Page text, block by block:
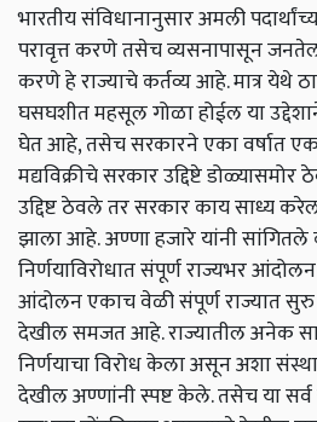
भारतीय संविधानानुसार अमली
परावृत्त करणे तसेच व्यसनापासून
करणे हे राज्याचे कर्तव्य आहे. मात्र
घसघशीत महसूल गोळा होईल या उद्देशाने
घेत आहे, तसेच सरकारने एका वर्षात
मद्यविक्रीचे सरकार उद्दिष्टे
उद्दिष्ट ठेवले तर सरकार काय साध्य
झाला आहे.अण्णा हजारे यांनी सांगितले
निर्णयाविरोधात संपूर्ण राज्यभर
आंदोलन एकाच वेळी संपूर्ण राज्यात
देखील समजत आहे. राज्यातील अनेक
निर्णयाचा विरोध केला असून अशा
देखील अण्णांनी स्पष्ट केले. तसेच या